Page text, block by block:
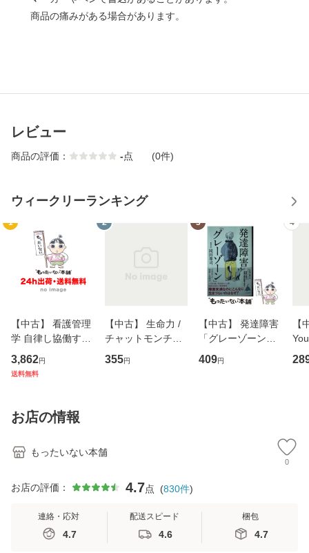
商品の痛みがある場合があります。
レビュー
商品の評価： -点 (0件)
ウィークリーランキング
1
【中古】 看護管理
学 自律し協働する
専門職の看護マネ
ジメントスキル 改
恵 藤本幸三 / 南江
堂 [単行
3,862円
送料無料
2
【中古】 生命力 /
チャットモンチー /
キューンレコード
[CD]【メール便送
355円
3
【中古】 発達障害
「グレーゾーン」
その正しい理解と
克服法 (SB新書 57
409円
4
【
のが
お店の情報
もったいない本舗
0
お店の評価： 4.7点 (830件)
連絡・応対
4.7
配送スピード
4.6
梱包
4.7